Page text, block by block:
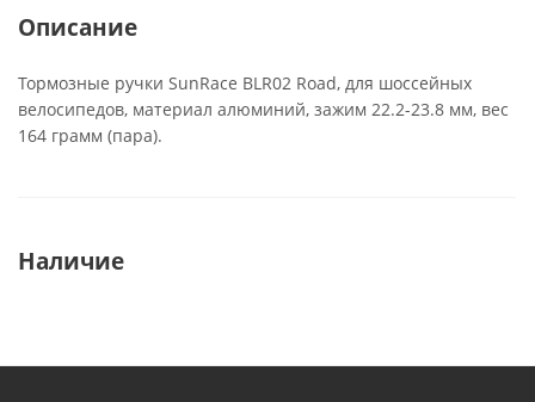
Описание
Тормозные ручки SunRace BLR02 Road, для шоссейных
велосипедов, материал алюминий, зажим 22.2-23.8 мм, вес
164 грамм (пара).
Наличие